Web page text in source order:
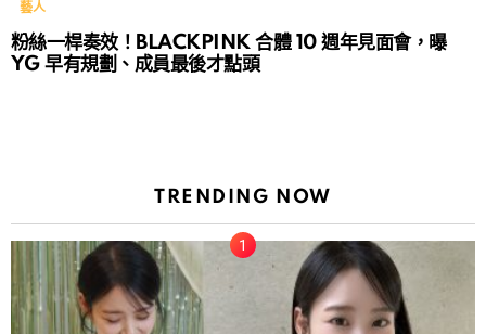
藝人
粉絲一桿奏效！BLACKPINK 合體 10 週年見面會，曝
YG 早有規劃、成員最後才點頭
TRENDING NOW